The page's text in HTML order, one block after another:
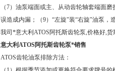
（7）油泵端面或主、从动齿轮轴套端面
误造成内漏；（9）“左旋"装“右旋"油泵，
我司*意大利ATOS阿托斯齿轮泵,价格好,货
意大利ATOS阿托斯齿轮泵*销售
ATOS齿轮油泵排除方法：